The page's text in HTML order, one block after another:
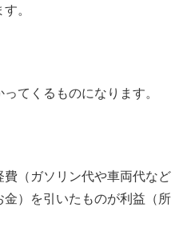
。
てくるものになります。
（ガソリン代や車両代など
）を引いたものが利益（所